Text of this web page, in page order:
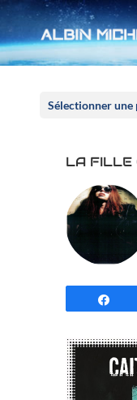
Sélectionner une
LA FILLE
Panneau de gestion des